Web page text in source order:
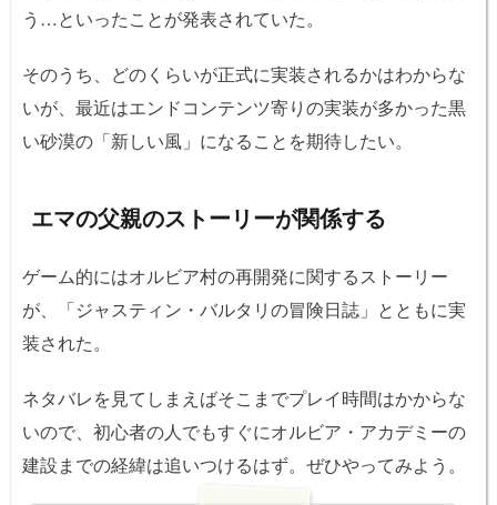
う…といったことが発表されていた。
そのうち、どのくらいが正式に実装されるかはわからな
いが、最近はエンドコンテンツ寄りの実装が多かった黒
い砂漠の「新しい風」になることを期待したい。
エマの父親のストーリーが関係する
ゲーム的にはオルビア村の再開発に関するストーリー
が、「ジャスティン・バルタリの冒険日誌」とともに実
装された。
ネタバレを見てしまえばそこまでプレイ時間はかからな
いので、初心者の人でもすぐにオルビア・アカデミーの
建設までの経緯は追いつけるはず。ぜひやってみよう。